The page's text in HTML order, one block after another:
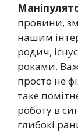
провини,
нашим
родич,
роками.
просто не
таке
роботу в
глибокі